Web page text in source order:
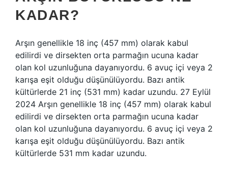
KADAR?
Arşın genellikle 18 inç (457 mm) olarak kabul
edilirdi ve dirsekten orta parmağın ucuna kadar
olan kol uzunluğuna dayanıyordu. 6 avuç içi veya 2
karışa eşit olduğu düşünülüyordu. Bazı antik
kültürlerde 21 inç (531 mm) kadar uzundu. 27 Eylül
2024 Arşın genellikle 18 inç (457 mm) olarak kabul
edilirdi ve dirsekten orta parmağın ucuna kadar
olan kol uzunluğuna dayanıyordu. 6 avuç içi veya 2
karışa eşit olduğu düşünülüyordu. Bazı antik
kültürlerde 531 mm kadar uzundu.